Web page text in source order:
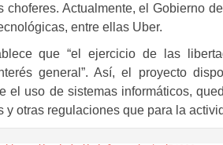
choferes. Actualmente, el Gobierno
entre ellas Uber.
que “el ejercicio de las
general”. Así, el proyecto
el uso de sistemas informáticos,
y otras regulaciones que para la